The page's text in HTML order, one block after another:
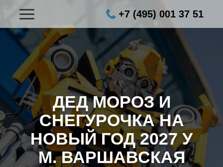
+7 (495) 001 37 51
ДЕД МОРОЗ И
СНЕГУРОЧКА НА
НОВЫЙ ГОД 2027 У
М. ВАРШАВСКАЯ